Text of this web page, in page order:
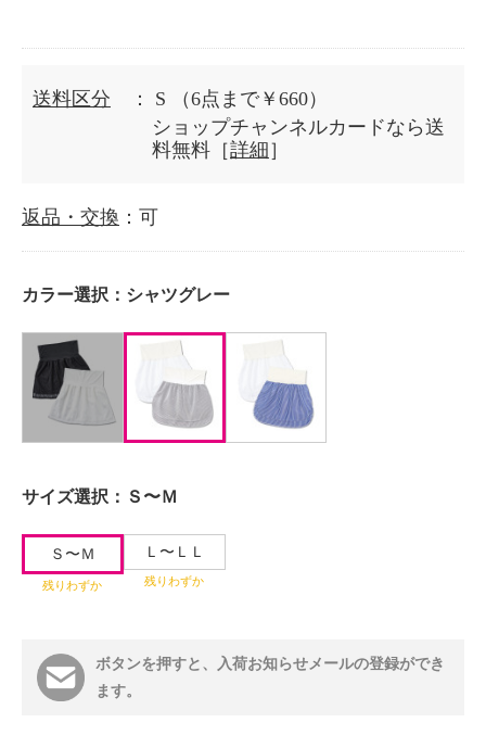
送料区分 ： S
（6点まで￥660）
ショップチャンネルカードなら送
料無料［詳細 ］
返品・交換 ：可
カラー選択： シャツグレー
サイズ選択： Ｓ〜Ｍ
Ｓ〜Ｍ
残りわずか
Ｌ〜ＬＬ
残りわずか
ボタンを押すと、入荷お知らせメールの登録ができ
ます。